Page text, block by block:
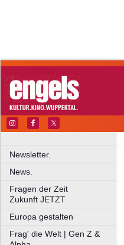
Newsletter.
News.
Fragen der Zeit
Zukunft JETZT
Europa gestalten
Frag' die Welt | Gen Z &